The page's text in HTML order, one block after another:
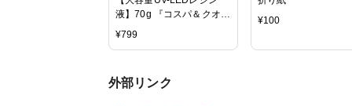
液】70g 『コスパ＆クオリ
ティー最高峰・迷ったら絶
猫 must レジンクラフト ハ
¥799
¥100
外部リンク